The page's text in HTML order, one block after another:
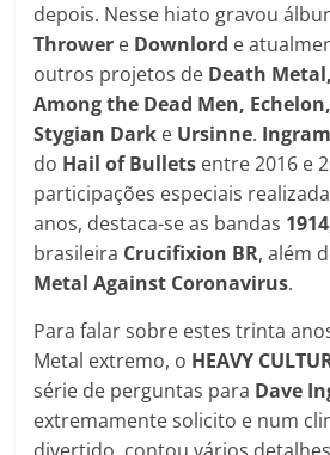
depois. Nesse hiato gravou
Thrower e Downlord e
outros projetos de Death Metal,
Among the Dead Men,
Stygian Dark e Ursinne.
do Hail of Bullets entre 2016 e
participações especiais
anos, destaca-se as bandas 1914
brasileira Crucifixion BR, além
Metal Against Coronavirus.
Para falar sobre estes trinta
Metal extremo, o HEAVY
série de perguntas para Dave
extremamente solicito e num